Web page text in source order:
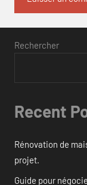
Rechercher
Recent
Rénovation de
projet.
Guide pour